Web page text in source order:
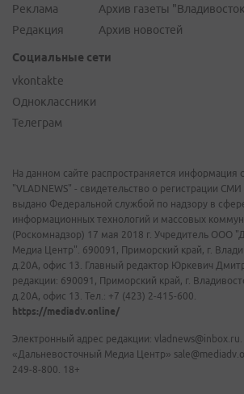
Реклама
Редакция
Архив газеты
Архив новостей
Социальные сети
vkontakte
Одноклассники
Телеграм
На данном сайте распространяется информация
"VLADNEWS" - свидетельство о регистрации
выдано Федеральной службой по надзору в
информационных технологий и массовых
(Роскомнадзор) 17 мая 2018 г. Учредитель ООО
Медиа Центр". 690091, Приморский край, г.
д.20А, офис 13. Главный редактор Юркевич
редакции: 690091, Приморский край, г.
д.20А, офис 13. Тел.: +7 (423) 2-415-600.
https://mediadv.online/
Электронный адрес редакции:
«Дальневосточный Медиа Центр»
249-8-800. 18+